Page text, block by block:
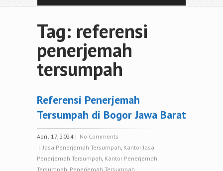
Tag: referensi
penerjemah
tersumpah
Referensi Penerjemah
Tersumpah di Bogor Jawa Barat
April 17, 2024 | No Comments
|Jasa Penerjemah Tersumpah, Kantor Jasa
Penerjemah Tersumpah, Kantor Penerjemah
Tersumpah, Penerjemah Tersumpah